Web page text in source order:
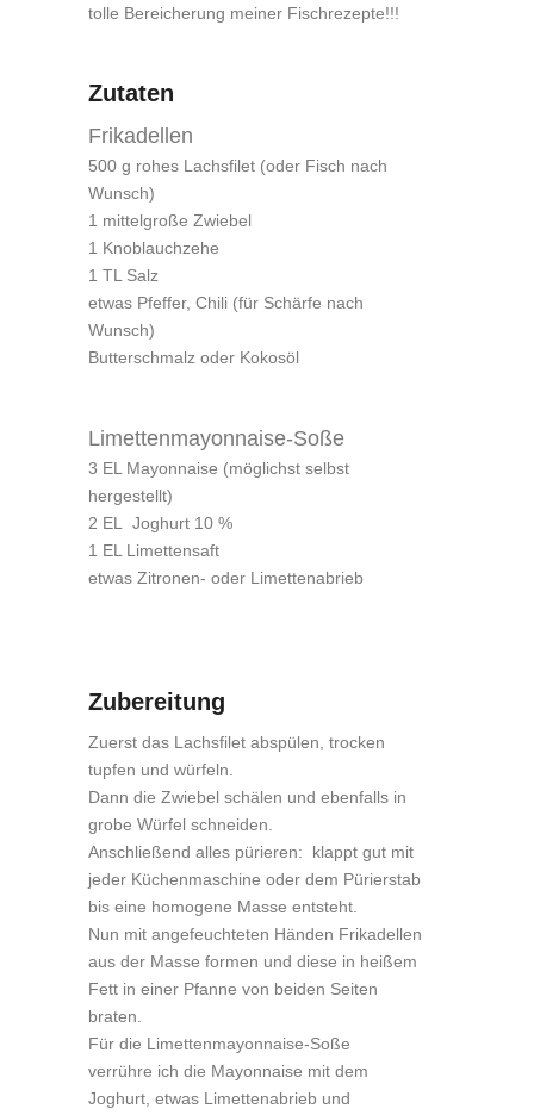
tolle Bereicherung meiner Fischrezepte!!!
Zutaten
Frikadellen
500 g rohes Lachsfilet (oder Fisch nach
Wunsch)
1 mittelgroße Zwiebel
1 Knoblauchzehe
1 TL Salz
etwas Pfeffer, Chili (für Schärfe nach
Wunsch)
Butterschmalz oder Kokosöl
Limettenmayonnaise-Soße
3 EL Mayonnaise (möglichst selbst
hergestellt)
2 EL Joghurt 10 %
1 EL Limettensaft
etwas Zitronen- oder Limettenabrieb
Zubereitung
Zuerst das Lachsfilet abspülen, trocken
tupfen und würfeln.
Dann die Zwiebel schälen und ebenfalls in
grobe Würfel schneiden.
Anschließend alles pürieren: klappt gut mit
jeder Küchenmaschine oder dem Pürierstab
bis eine homogene Masse entsteht.
Nun mit angefeuchteten Händen Frikadellen
aus der Masse formen und diese in heißem
Fett in einer Pfanne von beiden Seiten
braten.
Für die Limettenmayonnaise-Soße
verrühre ich die Mayonnaise mit dem
Joghurt, etwas Limettenabrieb und